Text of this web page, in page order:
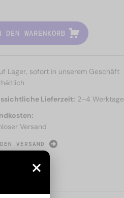
DEN WARENKORB
Lager, sofort in unserem Geschäft
Lieferzeit: 2–4 Werktage
Versand
VERSAND